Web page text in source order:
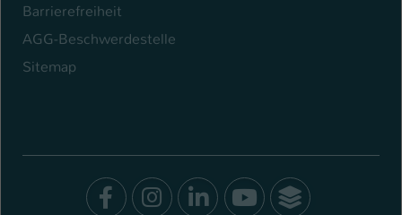
Barrierefreiheit
AGG-Beschwerdestelle
Sitemap
Facebook
Instagram
LinkedIn
Youtube